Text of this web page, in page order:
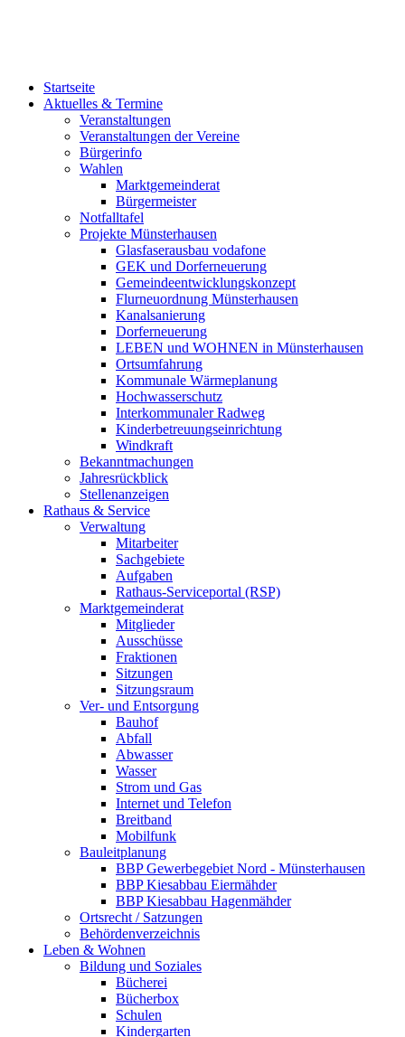
Startseite
Aktuelles & Termine
Veranstaltungen
Veranstaltungen der Vereine
Bürgerinfo
Wahlen
Marktgemeinderat
Bürgermeister
Notfalltafel
Projekte Münsterhausen
Glasfaserausbau vodafone
GEK und Dorferneuerung
Gemeindeentwicklungskonzept
Flurneuordnung Münsterhausen
Kanalsanierung
Dorferneuerung
LEBEN und WOHNEN in Münsterhausen
Ortsumfahrung
Kommunale Wärmeplanung
Hochwasserschutz
Interkommunaler Radweg
Kinderbetreuungseinrichtung
Windkraft
Bekanntmachungen
Jahresrückblick
Stellenanzeigen
Rathaus & Service
Verwaltung
Mitarbeiter
Sachgebiete
Aufgaben
Rathaus-Serviceportal (RSP)
Marktgemeinderat
Mitglieder
Ausschüsse
Fraktionen
Sitzungen
Sitzungsraum
Ver- und Entsorgung
Bauhof
Abfall
Abwasser
Wasser
Strom und Gas
Internet und Telefon
Breitband
Mobilfunk
Bauleitplanung
BBP Gewerbegebiet Nord - Münsterhausen
BBP Kiesabbau Eiermähder
BBP Kiesabbau Hagenmähder
Ortsrecht / Satzungen
Behördenverzeichnis
Leben & Wohnen
Bildung und Soziales
Bücherei
Bücherbox
Schulen
Kindergarten